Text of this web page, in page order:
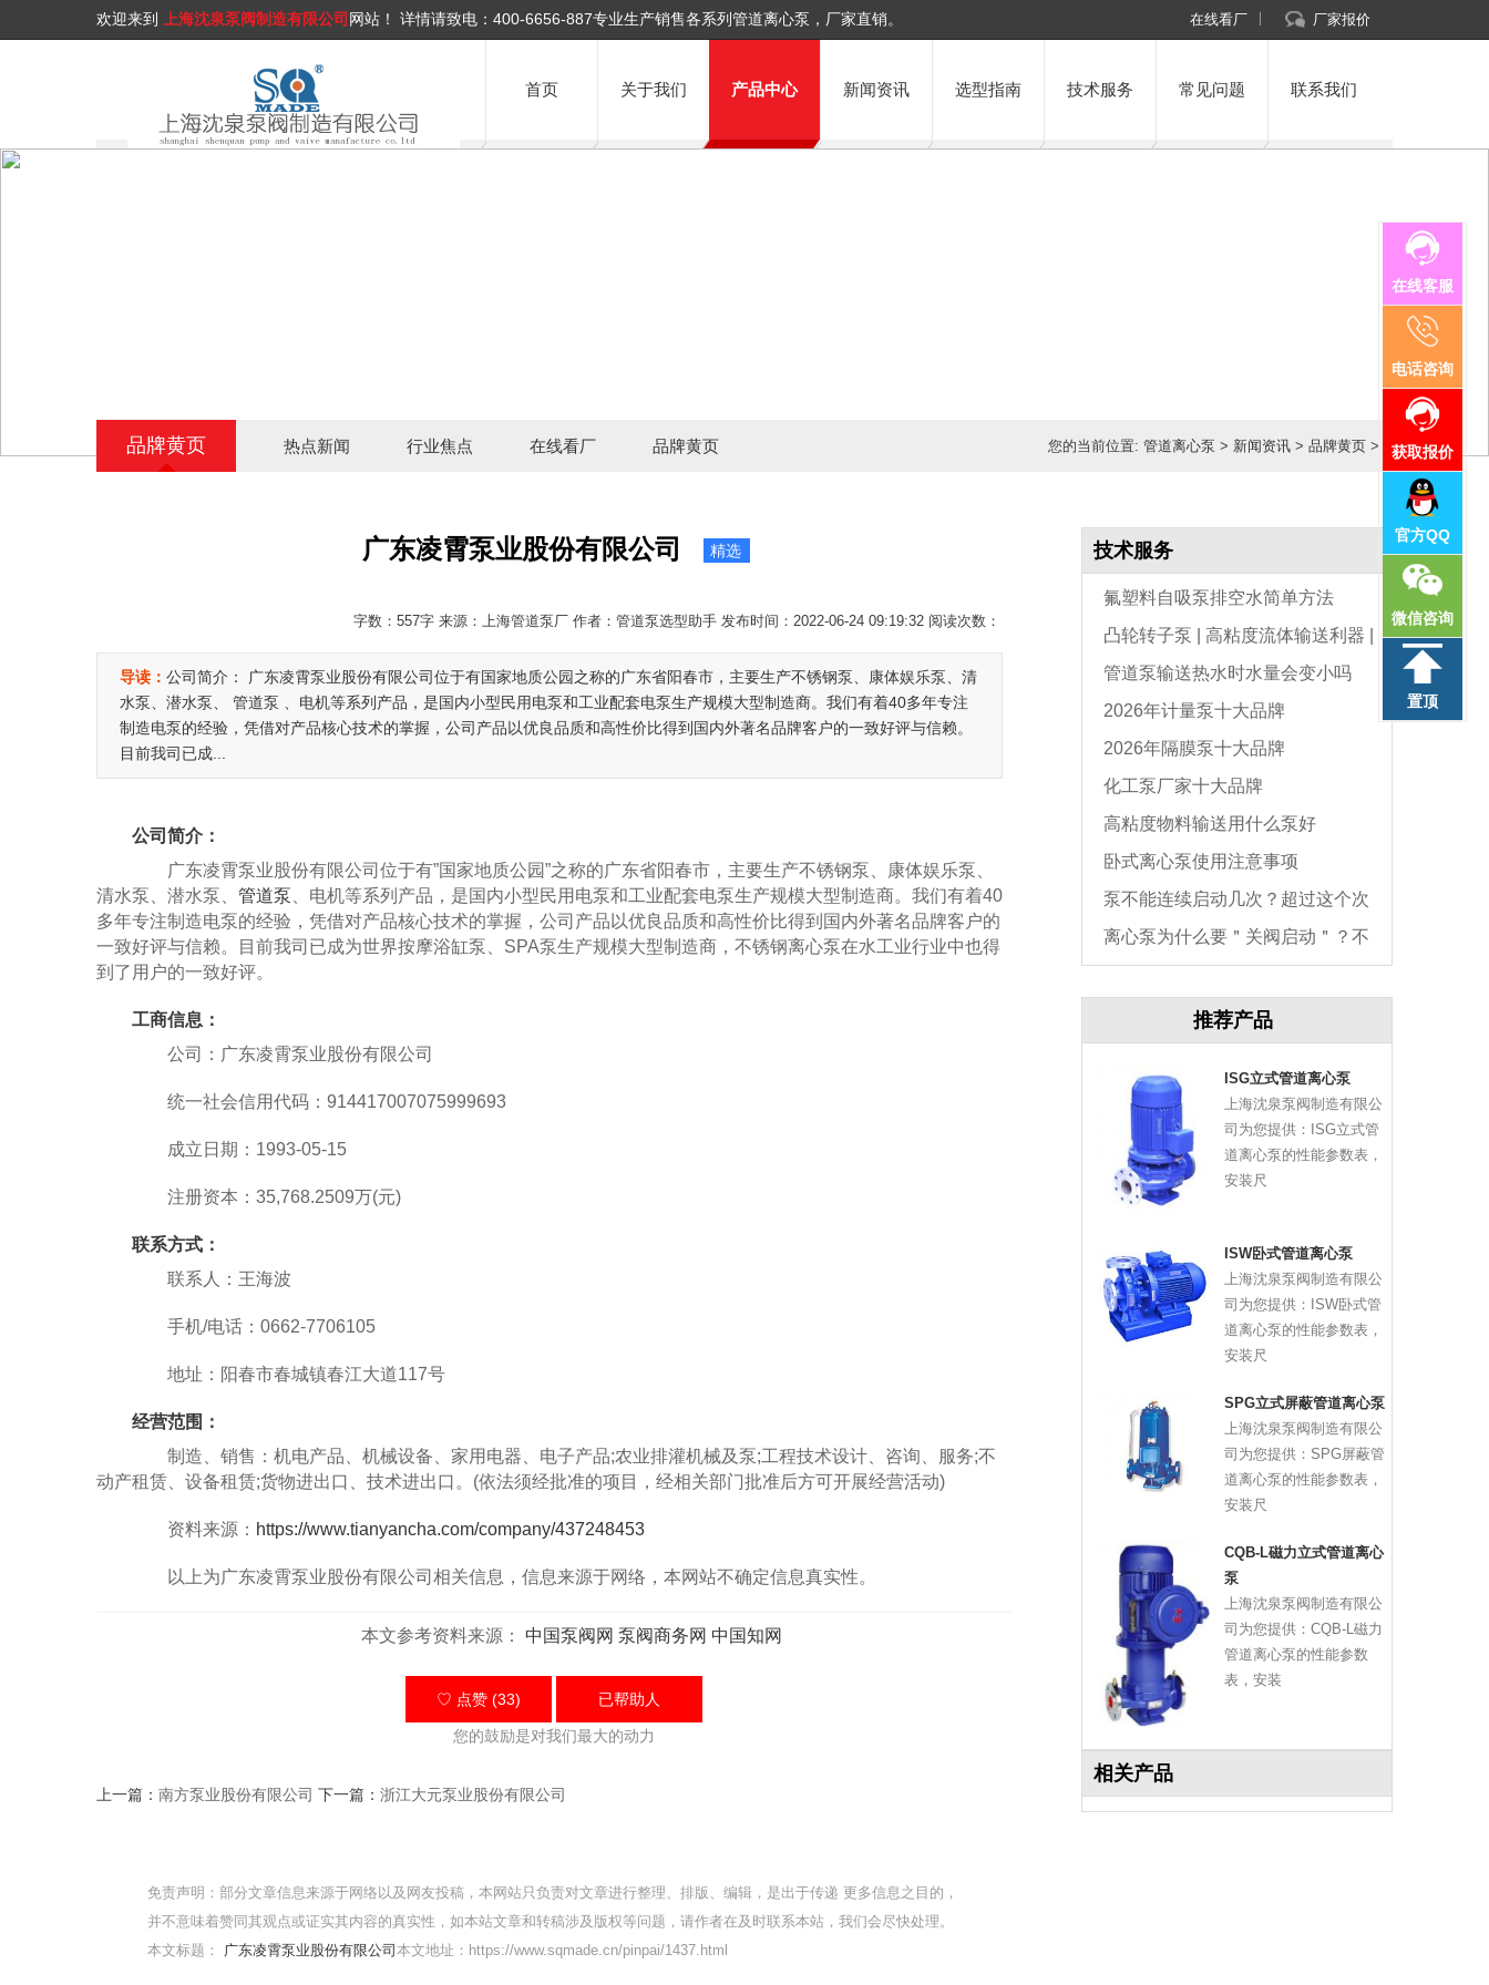
欢迎来到 上海沈泉泵阀制造有限公司 网站！ 详情请致电： 400-6656-887专业生产销售各系列管道离心泵，厂家直销。 在线看厂 厂家报价
首页 关于我们 产品中心 新闻资讯 选型指南 技术服务 常见问题 联系我们
在线客服
电话咨询
获取报价
官方QQ
微信咨询
置顶
品牌黄页 热点新闻 行业焦点 在线看厂 品牌黄页 您的当前位置:管道离心泵 > 新闻资讯 >品牌黄页 >
广东凌霄泵业股份有限公司 精选
字数：557字 来源：上海管道泵厂 作者：管道泵选型助手 发布时间：2022-06-24 09:19:32 阅读次数：
导读： 公司简介： 广东凌霄泵业股份有限公司位于有国家地质公园之称的广东省阳春市，主要生产不锈钢泵、康体娱乐泵、清
水泵、潜水泵、 管道泵 、电机等系列产品，是国内小型民用电泵和工业配套电泵生产规模大型制造商。我们有着40多年专注
制造电泵的经验，凭借对产品核心技术的掌握，公司产品以优良品质和高性价比得到国内外著名品牌客户的一致好评与信赖。
目前我司已成...
公司简介：
广东凌霄泵业股份有限公司位于有”国家地质公园”之称的广东省阳春市，主要生产不锈钢泵、康体娱乐泵、
清水泵、潜水泵、 管道泵 、电机等系列产品，是国内小型民用电泵和工业配套电泵生产规模大型制造商。我们有着40
多年专注制造电泵的经验，凭借对产品核心技术的掌握，公司产品以优良品质和高性价比得到国内外著名品牌客户的
一致好评与信赖。目前我司已成为世界按摩浴缸泵、SPA泵生产规模大型制造商，不锈钢离心泵在水工业行业中也得
到了用户的一致好评。
工商信息：
公司：广东凌霄泵业股份有限公司
统一社会信用代码：914417007075999693
成立日期：1993-05-15
注册资本：35,768.2509万(元)
联系方式：
联系人：王海波
手机/电话：0662-7706105
地址：阳春市春城镇春江大道117号
经营范围：
制造、销售：机电产品、机械设备、家用电器、电子产品;农业排灌机械及泵;工程技术设计、咨询、服务;不
动产租赁、设备租赁;货物进出口、技术进出口。(依法须经批准的项目，经相关部门批准后方可开展经营活动)
资料来源： https://www.tianyancha.com/company/437248453
以上为广东凌霄泵业股份有限公司相关信息，信息来源于网络，本网站不确定信息真实性。
本文参考资料来源： 中国泵阀网 泵阀商务网 中国知网
♡ 点赞 (33) 已帮助人
您的鼓励是对我们最大的动力
上一篇： 南方泵业股份有限公司 下一篇： 浙江大元泵业股份有限公司
免责声明：部分文章信息来源于网络以及网友投稿，本网站只负责对文章进行整理、排版、编辑，是出于传递 更多信息之目的，
并不意味着赞同其观点或证实其内容的真实性，如本站文章和转稿涉及版权等问题，请作者在及时联系本站，我们会尽快处理。
本文标题： 广东凌霄泵业股份有限公司 本文地址：https://www.sqmade.cn/pinpai/1437.html
技术服务
氟塑料自吸泵排空水简单方法
凸轮转子泵 | 高粘度流体输送利器 |
选型与维护全指南
管道泵输送热水时水量会变小吗
2026年计量泵十大品牌
2026年隔膜泵十大品牌
化工泵厂家十大品牌
高粘度物料输送用什么泵好
卧式离心泵使用注意事项
泵不能连续启动几次？超过这个次
数，电机必坏
离心泵为什么要＂关阀启动＂？不
推荐产品
ISG立式管道离心泵
上海沈泉泵阀制造有限公
司为您提供：ISG立式管
道离心泵的性能参数表，
安装尺
ISW卧式管道离心泵
上海沈泉泵阀制造有限公
司为您提供：ISW卧式管
道离心泵的性能参数表，
安装尺
SPG立式屏蔽管道离心泵
上海沈泉泵阀制造有限公
司为您提供：SPG屏蔽管
道离心泵的性能参数表，
安装尺
CQB-L磁力立式管道离心
泵
上海沈泉泵阀制造有限公
司为您提供：CQB-L磁力
管道离心泵的性能参数
表，安装
相关产品